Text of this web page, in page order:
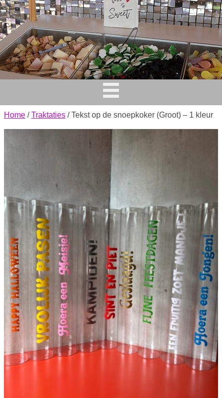
Home /Traktaties / Tekst op de snoepkoker (Groot) – 1 kleur